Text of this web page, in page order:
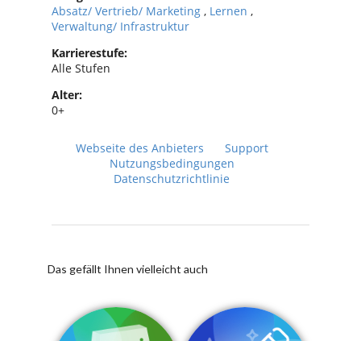
Absatz/ Vertrieb/ Marketing , Lernen ,
Verwaltung/ Infrastruktur
Karrierestufe:
Alle Stufen
Alter:
0+
Webseite des Anbieters
Support
Nutzungsbedingungen
Datenschutzrichtlinie
Das gefällt Ihnen vielleicht auch